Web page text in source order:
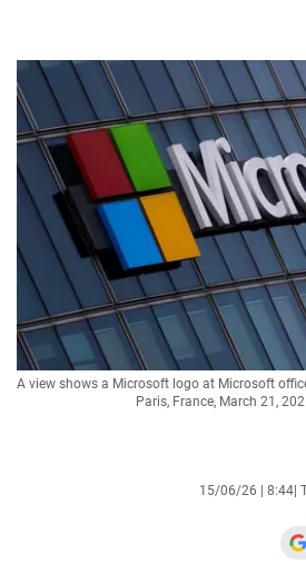
A view shows a Microsoft logo at Microsoft
Paris, France, March 21,
15/06/26 | 8:44|